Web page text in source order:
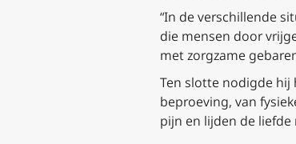
“In de verschillende
die mensen door
met zorgzame
Ten slotte nodigde hij
beproeving, van
pijn en lijden de